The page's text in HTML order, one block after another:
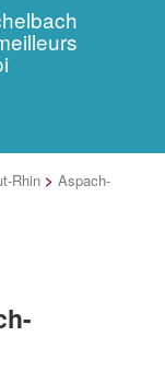
Rhin > Aspach-